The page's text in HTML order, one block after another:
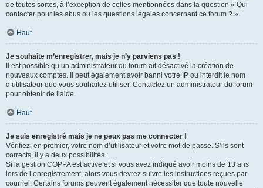
de toutes sortes, à l’exception de celles mentionnées dans la question « Qui
contacter pour les abus ou les questions légales concernant ce forum ? ».
Haut
Je souhaite m’enregistrer, mais je n’y parviens pas !
Il est possible qu’un administrateur du forum ait désactivé la création de
nouveaux comptes. Il peut également avoir banni votre IP ou interdit le nom
d’utilisateur que vous souhaitez utiliser. Contactez un administrateur du forum
pour obtenir de l’aide.
Haut
Je suis enregistré mais je ne peux pas me connecter !
Vérifiez, en premier, votre nom d’utilisateur et votre mot de passe. S’ils sont
corrects, il y a deux possibilités :
Si la gestion COPPA est active et si vous avez indiqué avoir moins de 13 ans
lors de l’enregistrement, alors vous devrez suivre les instructions reçues par
courriel. Certains forums peuvent également nécessiter que toute nouvelle